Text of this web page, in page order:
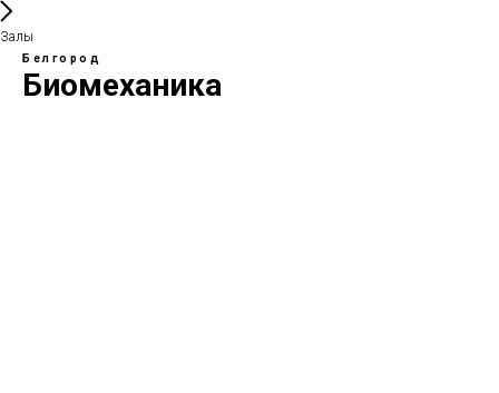
Залы
Белгород
Биомеханика